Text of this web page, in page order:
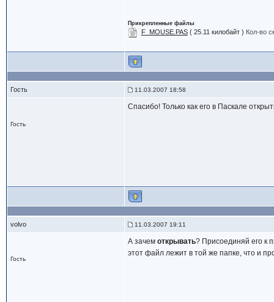
Прикрепленные файлы
F_MOUSE.PAS( 25.11 килобайт ) Кол-во
Гость 11.03.2007 18:58
Гость
Спасибо! Только как его в Паскале
volvo 11.03.2007 19:11
Гость
А зачем открывать? Присоединяй его к
этот файл лежит в той же папке, что и